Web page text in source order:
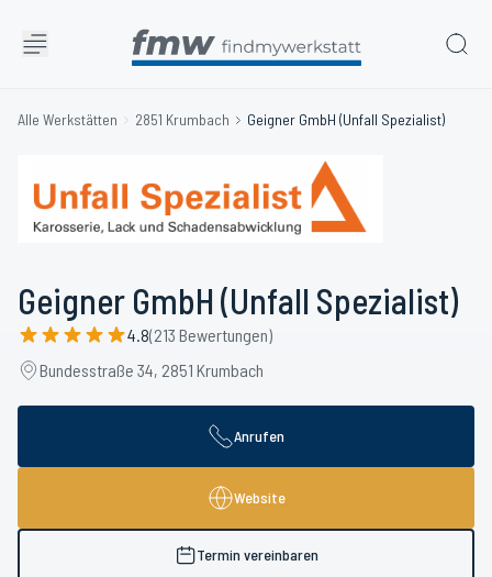
Alle Werkstätten 2851 Krumbach Geigner GmbH (Unfall Spezialist)
Geigner GmbH (Unfall Spezialist)
4.8(213 Bewertungen)
Bundesstraße 34, 2851 Krumbach
Anrufen
Website
Termin vereinbaren